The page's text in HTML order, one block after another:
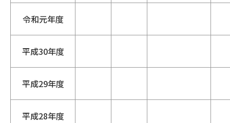
令和元年度
平成30年度
平成29年度
平成28年度